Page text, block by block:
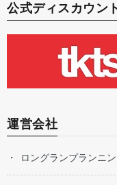
公式ディスカウン
運営会社
ロングランプランニ